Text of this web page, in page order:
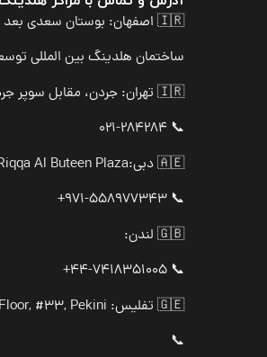
🇮🇷 اصفهان: بوستان سعدی بعد از هتل چهل پنجره
ساختمان هلدینگ بین المللی
🇮🇷 تهران: جردن، مقابل سوپر جردن
📞 021-284284
🇦🇪 دبی:
Al Buteen Plaza
📞 971-558977343+
🇬🇧 لندن:
📞 44-7418351005+
🇬🇪 تفلیس: 2nd Floor, #33, Pekini
📞